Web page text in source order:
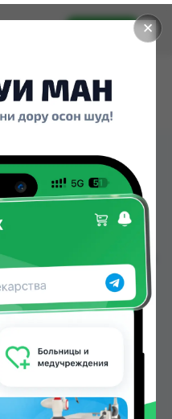
✕
Установить
или заказать в
цене от 170.00 TJS в
Таджикистана